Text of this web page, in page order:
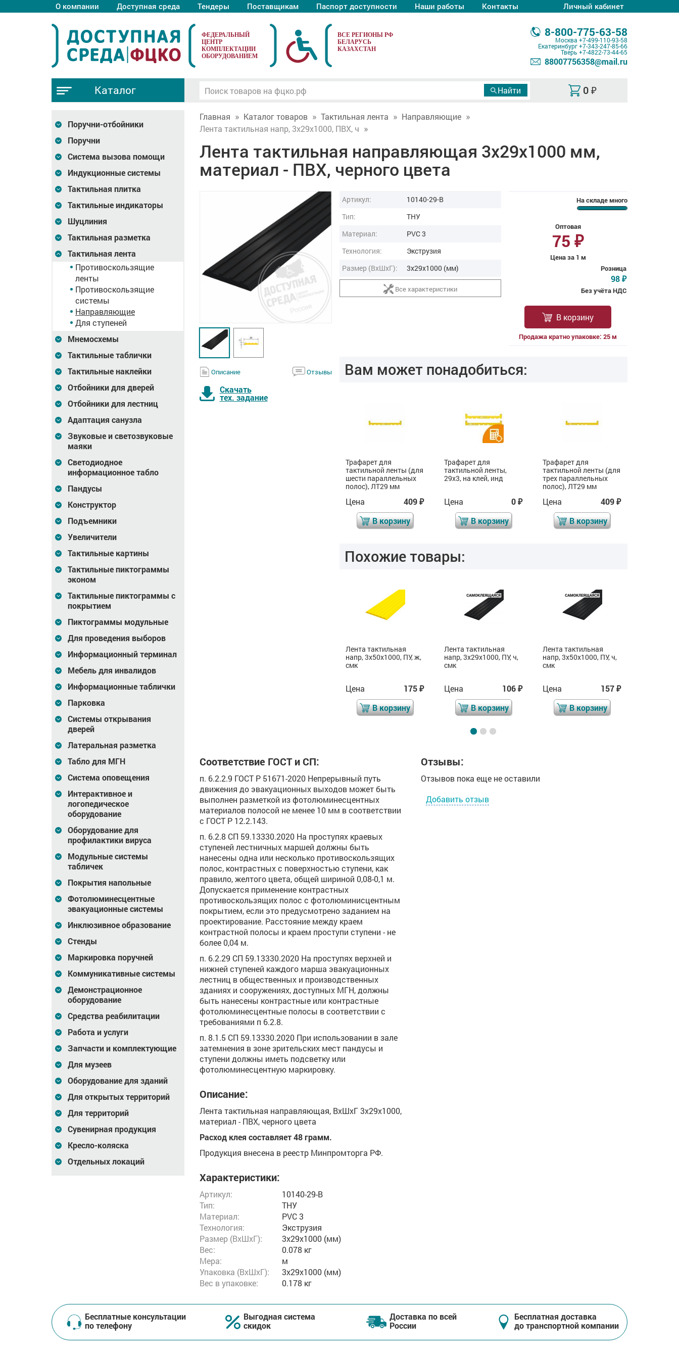
О компании Доступная среда Тендеры Поставщикам Паспорт доступности Наши работы Контакты Личный кабинет
ФЕДЕРАЛЬНЫЙ
ЦЕНТР
КОМПЛЕКТАЦИИ
ОБОРУДОВАНИЕМ
8-800-775-63-58
Москва +7-499-110-93-58
Екатеринбург+7-343-247-85-66
Тверь +7-4822-73-44-65
88007756358@mail.ru
0 ₽
Каталог
Поручни-отбойники
Поручни
Система вызова помощи
Индукционные системы
Тактильная плитка
Тактильные индикаторы
Шуцлиния
Тактильная разметка
Тактильная лента
Противоскользящие
ленты
Противоскользящие
системы
Направляющие
Для ступеней
Мнемосхемы
Тактильные таблички
Тактильные наклейки
Отбойники для дверей
Отбойники для лестниц
Адаптация санузла
Звуковые и светозвуковые
маяки
Светодиодное
информационное табло
Пандусы
Конструктор
Подъемники
Увеличители
Тактильные картины
Тактильные пиктограммы
эконом
Тактильные пиктограммы с
покрытием
Пиктограммы модульные
Для проведения выборов
Информационный терминал
Мебель для инвалидов
Информационные таблички
Парковка
Системы открывания
дверей
Латеральная разметка
Табло для МГН
Система оповещения
Интерактивное и
логопедическое
оборудование
Оборудование для
профилактики вируса
Модульные системы
табличек
Покрытия напольные
Фотолюминесцентные
эвакуационные системы
Инклюзивное образование
Стенды
Маркировка поручней
Коммуникативные системы
Демонстрационное
оборудование
Средства реабилитации
Работа и услуги
Запчасти и комплектующие
Для музеев
Оборудование для зданий
Для открытых территорий
Для территорий
Сувенирная продукция
Кресло-коляска
Отдельных локаций
Главная Каталог товаров Тактильная лента
Направляющие
Лента тактильная напр, 3х29х1000, ПВХ, ч
Лента тактильная направляющая 3х29х1000 мм,
материал - ПВХ, черного цвета
Описание Отзывы
Скачать
тех. задание
На складе много
Оптовая
75 ₽
Цена за 1 м
Розница
98 ₽
Без учёта НДС
В корзину
Продажа кратно упаковке: 25 м
Артикул:
10140-29-B
Тип:
ТНУ
Материал:
PVC 3
Технология:
Экструзия
Размер (ВxШxГ):
3x29x1000 (мм)
Все характеристики
Вам может понадобиться:
Трафарет для
тактильной ленты (для
шести параллельных
полос), ЛТ29 мм
Цена 409
В корзину
тактильной ленты,
29x3, на клей, инд
Трафарет для
тактильной ленты (для
шести параллельных
полос), ЛТ29 мм
Цена 409₽
В корзину
Трафарет для
тактильной ленты,
29x3, на клей, инд
Цена 0₽
В корзину
Трафарет для
тактильной ленты (для
трех параллельных
полос), ЛТ29 мм
Цена 409₽
В корзину
Похожие товары:
Лента тактильная
направл, AL46x4.5,
ПВХ вст, ч
Цена 207₽
В корзину
направл, AL46x4.5,
Цена
Лента тактильная
напр, 3х50х1000, ПУ, ж,
смк
Цена 175₽
В корзину
Лента тактильная
напр, 3х29х1000, ПУ, ч,
смк
Цена 106₽
В корзину
Лента тактильная
напр, 3х50х1000, ПУ, ч,
смк
Цена 157₽
В корзину
Соответствие ГОСТ и СП:
п. 6.2.2.9 ГОСТ Р 51671-2020 Непрерывный путь
движения до эвакуационных выходов может быть
выполнен разметкой из фотолюминесцентных
материалов полосой не менее 10 мм в соответствии
с ГОСТ Р 12.2.143.
п. 6.2.8 СП 59.13330.2020 На проступях краевых
ступеней лестничных маршей должны быть
нанесены одна или несколько противоскользящих
полос, контрастных с поверхностью ступени, как
правило, желтого цвета, общей шириной 0,08-0,1 м.
Допускается применение контрастных
противоскользящих полос с фотолюминисцентным
покрытием, если это предусмотрено заданием на
проектирование. Расстояние между краем
контрастной полосы и краем проступи ступени - не
более 0,04 м.
п. 6.2.29 СП 59.13330.2020 На проступях верхней и
нижней ступеней каждого марша эвакуационных
лестниц в общественных и производственных
зданиях и сооружениях, доступных МГН, должны
быть нанесены контрастные или контрастные
фотолюминесцентные полосы в соответствии с
требованиями п 6.2.8.
п. 8.1.5 СП 59.13330.2020 При использовании в зале
затемнения в зоне зрительских мест пандусы и
ступени должны иметь подсветку или
фотолюминесцентную маркировку.
Описание:
Лента тактильная направляющая, ВхШхГ 3х29х1000,
материал - ПВХ, черного цвета
Расход клея составляет 48 грамм.
Продукция внесена в реестр Минпромторга РФ.
Характеристики:
Артикул:
10140-29-B
Тип:
ТНУ
Материал:
PVC 3
Технология:
Экструзия
Размер (ВxШxГ):
3x29x1000 (мм)
Вес:
0.078 кг
Мера:
м
Упаковка (ВхШхГ):
3x29x1000 (мм)
Вес в упаковке:
0.178 кг
Отзывы:
Отзывов пока еще не оставили
Добавить отзыв
Бесплатные консультации
по телефону
Выгодная система
скидок
Доставка по всей
России
Бесплатная доставка
до транспортной компании